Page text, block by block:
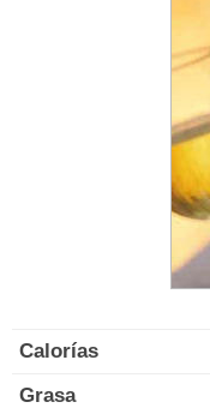
Calorías
Grasa